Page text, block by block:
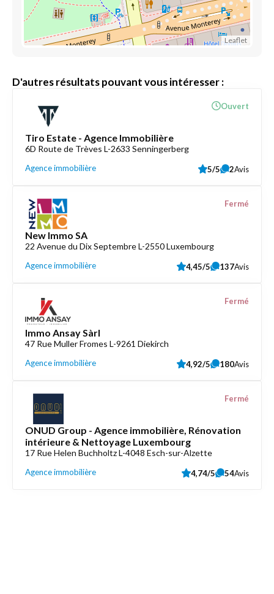
Leaflet
D'autres résultats pouvant vous intéresser :
Tiro Estate - Agence Immobilière
6D Route de Trèves L-2633 Senningerberg
Agence immobilière
Ouvert
5/5 2Avis
New Immo SA
22 Avenue du Dix Septembre L-2550 Luxembourg
Agence immobilière
Fermé
4,45/5 137Avis
Immo Ansay Sàrl
47 Rue Muller Fromes L-9261 Diekirch
Agence immobilière
Fermé
4,92/5 180Avis
ONUD Group - Agence immobilière, Rénovation
intérieure & Nettoyage Luxembourg
17 Rue Helen Buchholtz L-4048 Esch-sur-Alzette
Agence immobilière
Fermé
4,74/5 54Avis